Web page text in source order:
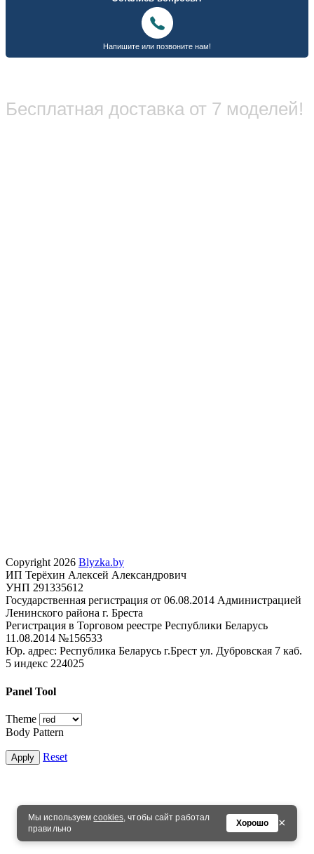
Бесплатная доставка от 7 моделей!
Мы используемcookies, чтобы сайт работал
правильно
Хорошо ×
Copyright 2026 Blyzka.by
ИП Терёхин Алексей Александрович
УНП 291335612
Государственная регистрация от 06.08.2014 Администрацией
Ленинского района г. Бреста
Регистрация в Торговом реестре Республики Беларусь
11.08.2014 №156533
Юр. адрес: Республика Беларусь г.Брест ул. Дубровская 7 каб.
5 индекс 224025
Panel Tool
Theme
Body Pattern
Apply Reset